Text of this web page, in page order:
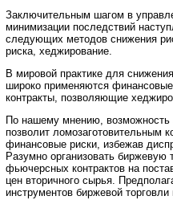
Заключительным шагом в
минимизации последствий
следующих методов снижения
риска, хеджирование.
В мировой практике для
широко применяются
контракты, позволяющие
По нашему мнению, возможность
позволит ломозаготовительным
финансовые риски, избежав
Разумно организовать
фьючерсных контрактов на
цен вторичного сырья.
инструментов биржевой